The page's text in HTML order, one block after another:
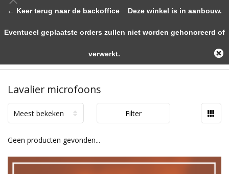
Lavalier microfoons
Meest bekeken Filter
Geen producten gevonden...
← Keer terug naar de backoffice Deze winkel is in aanbouw.
Eventueel geplaatste orders zullen niet worden gehonoreerd of
verwerkt.